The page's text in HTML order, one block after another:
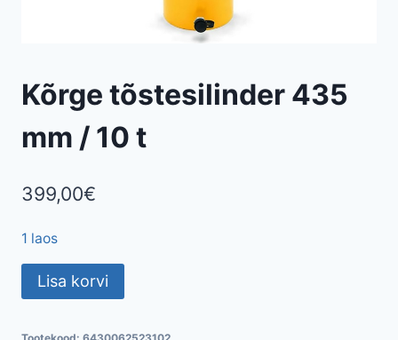
Kõrge tõstesilinder 435
mm / 10 t
399,00€
1 laos
Kõrge
tõstesilinder
Lisa korvi